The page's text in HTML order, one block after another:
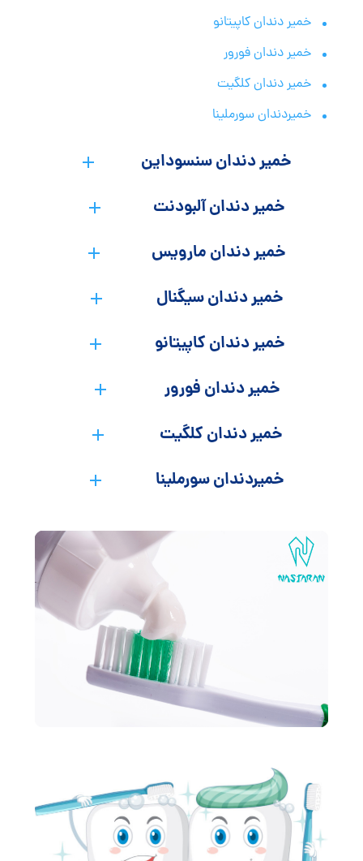
خمیر دندان کاپیتانو
خمیر دندان فورور
خمیر دندان کلگیت
خمیردندان سورملینا
خمیر دندان سنسوداین
خمیر دندان آلبودنت
خمیر دندان مارویس
خمیر دندان سیگنال
خمیر دندان کاپیتانو
خمیر دندان فورور
خمیر دندان کلگیت
خمیردندان سورملینا